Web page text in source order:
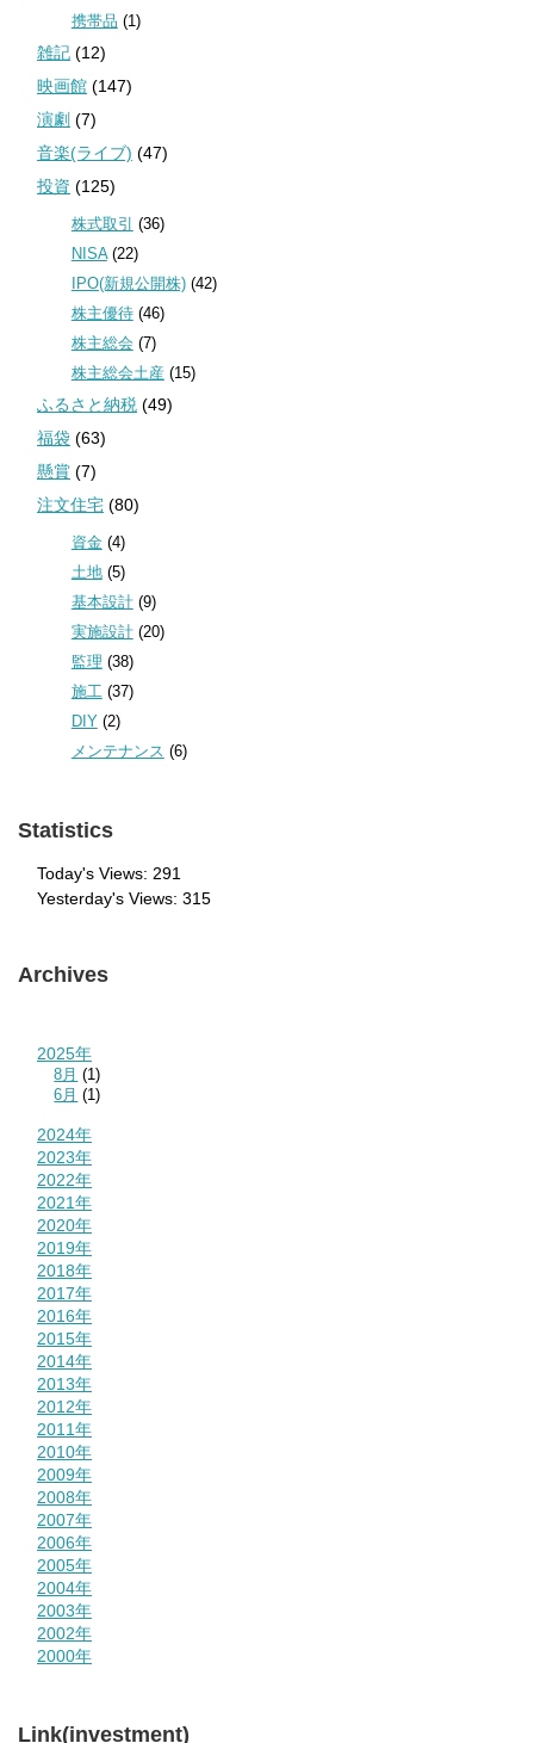
携帯品 (1)
雑記 (12)
映画館 (147)
演劇 (7)
音楽(ライブ) (47)
投資 (125)
株式取引
(36)
NISA(22)
IPO(新規公開株)(42)
株主優待(46)
株主総会 (7)
株主総会土産 (15)
ふるさと納税 (49)
福袋 (63)
懸賞 (7)
注文住宅 (80)
資金(4)
土地(5)
基本設計(9)
実施設計(20)
監理 (38)
施工(37)
DIY(2)
メンテナンス (6)
Statistics
Today's Views: 291
Yesterday's Views: 315
Archives
2025年
8月 (1)
6月 (1)
2024年
2023年
2022年
2021年
2020年
2019年
2018年
2017年
2016年
2015年
2014年
2013年
2012年
2011年
2010年
2009年
2008年
2007年
2006年
2005年
2004年
2003年
2002年
2000年
Link(investment)